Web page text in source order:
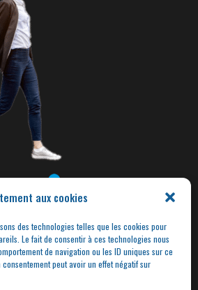
aux cookies
des technologies telles que les cookies pour
Le fait de consentir à ces technologies nous
de navigation ou les ID uniques sur ce
peut avoir un effet négatif sur